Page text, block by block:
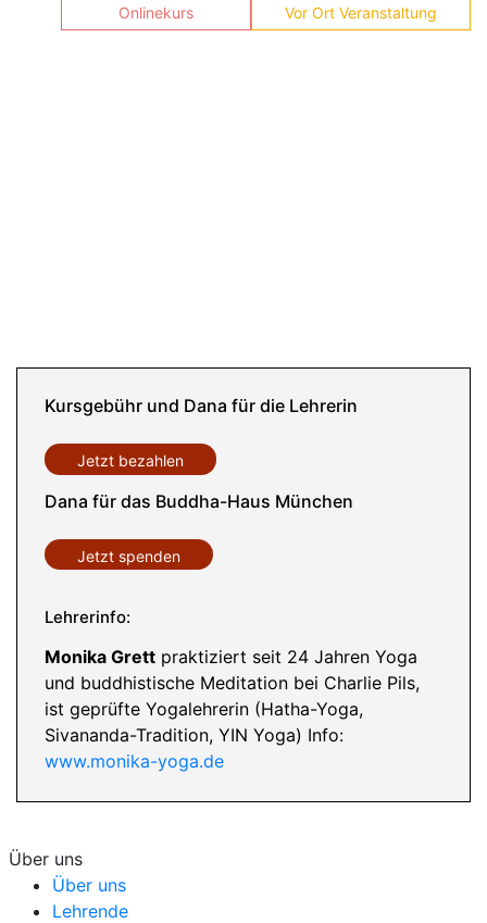
Onlinekurs Vor Ort Veranstaltung
Kursgebühr und Dana für die Lehrerin
Jetzt bezahlen
Dana für das Buddha-Haus München
Jetzt spenden
Lehrerinfo:
Monika Grett praktiziert seit 24 Jahren Yoga
und buddhistische Meditation bei Charlie Pils,
ist geprüfte Yogalehrerin (Hatha-Yoga,
Sivananda-Tradition, YIN Yoga) Info:
www.monika-yoga.de
Über uns
Über uns
Lehrende